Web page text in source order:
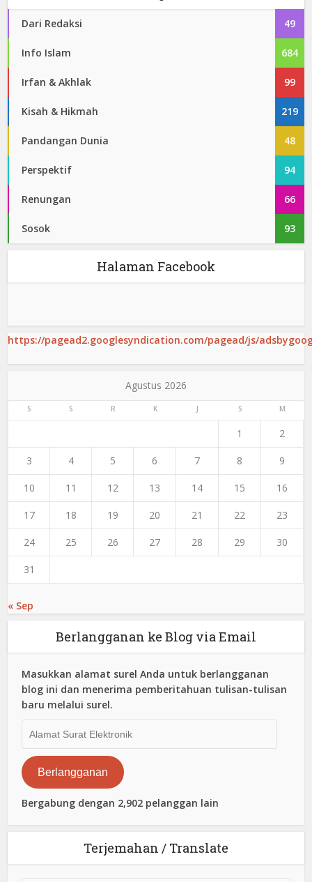
Dari Redaksi 49
Info Islam 684
Irfan & Akhlak 99
Kisah & Hikmah 219
Pandangan Dunia 48
Perspektif 94
Renungan 66
Sosok 93
Halaman Facebook
https://pagead2.googlesyndication.com/pagead/js/
Agustus 2026
S S R K J S M
1 2
3 4 5 6 7 8 9
10 11 12 13 14 15 16
17 18 19 20 21 22 23
24 25 26 27 28 29 30
31
« Sep
Berlangganan ke Blog via Email
Masukkan alamat surel Anda untuk berlangganan
blog ini dan menerima pemberitahuan tulisan-tulisan
baru melalui surel.
Surat
Elektronik
Berlangganan
Bergabung dengan 2,902 pelanggan lain
Terjemahan / Translate